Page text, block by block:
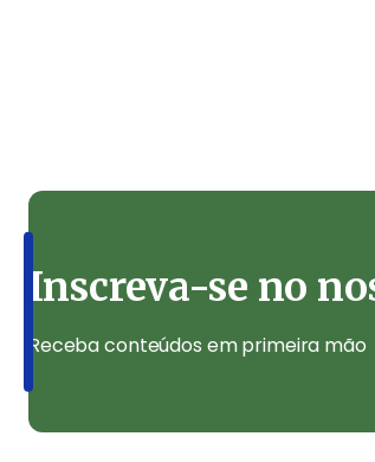
Inscreva-se no
Receba conteúdos em primeira mão